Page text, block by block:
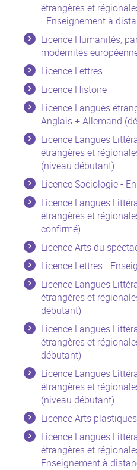
étrangères et
- Enseignement à
Licence Humanités,
modernités
Licence Lettres
Licence Histoire
Licence Langues
Anglais + Allemand
Licence Langues
étrangères et
(niveau débutant)
Licence Sociologie -
Licence Langues
étrangères et
confirmé)
Licence Arts du
Licence Lettres -
Licence Langues
étrangères et
débutant)
Licence Langues
étrangères et
débutant)
Licence Langues
étrangères et
(niveau débutant)
Licence Arts plastiques
Licence Langues
étrangères et
Enseignement à